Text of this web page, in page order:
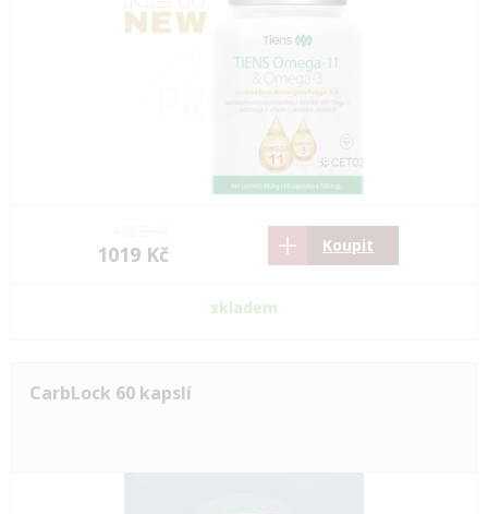
1019 Kč Koupit
skladem
CarbLock 60 kapslí